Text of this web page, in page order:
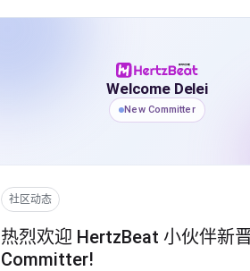
Welcome Delei
New Committer
社区动态
热烈欢迎 HertzBeat 小伙伴新
Committer!